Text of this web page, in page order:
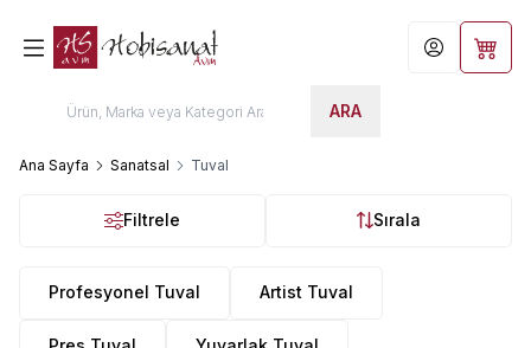
ARA
Hesabım
Ana Sayfa Sanatsal Tuval
Filtrele Sırala
Profesyonel Tuval Artist Tuval